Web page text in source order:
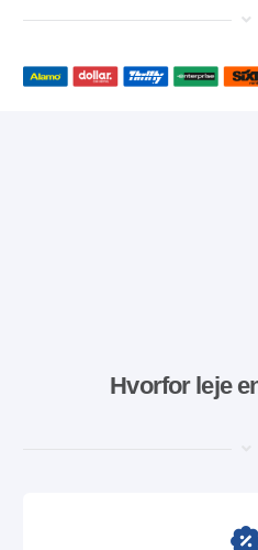
Hvorfor leje